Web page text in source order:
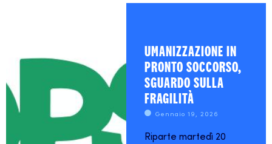
UMANIZZAZIONE IN
PRONTO SOCCORSO,
SGUARDO SULLA
FRAGILITÀ
Gennaio 19, 2026
Riparte martedì 20